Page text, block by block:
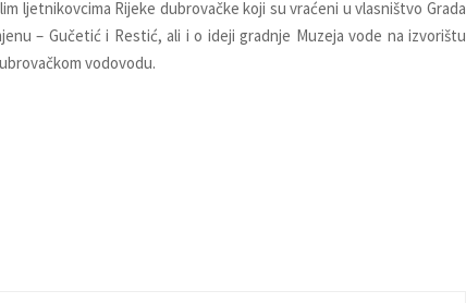
ljetnikovcima Rijeke dubrovačke koji su vraćeni u vlasništvo Grada
– Gučetić i Restić, ali i o ideji gradnje Muzeja vode na izvorištu
vodovodu.